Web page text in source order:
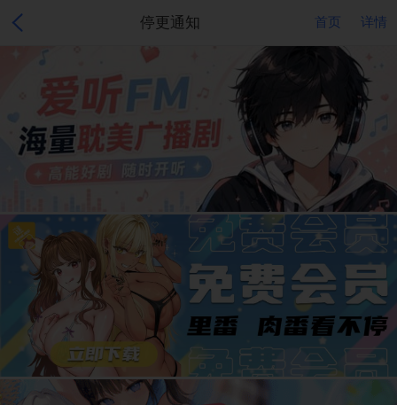
停更通知 首页 详情